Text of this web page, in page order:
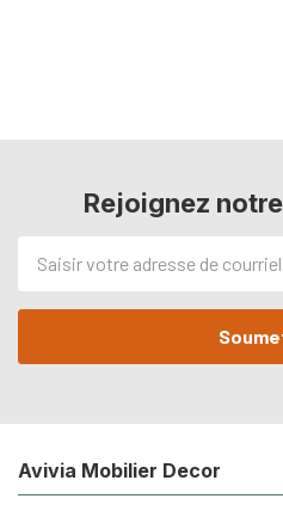
Rejoignez
courriel
Avivia Mobilier Decor